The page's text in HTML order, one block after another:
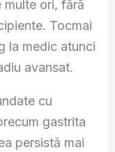
multe ori, fără
Tocmai
la medic atunci
avansat.
cu
gastrita
persistă mai